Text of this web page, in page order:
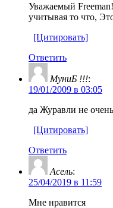
Уважаемый
учитывая то что,
[Цитировать]
Ответить
МуниБ !!!:
19/01/2009 в 03:05
да Журавли не
[Цитировать]
Ответить
Асель:
25/04/2019 в 11:59
Мне нравится